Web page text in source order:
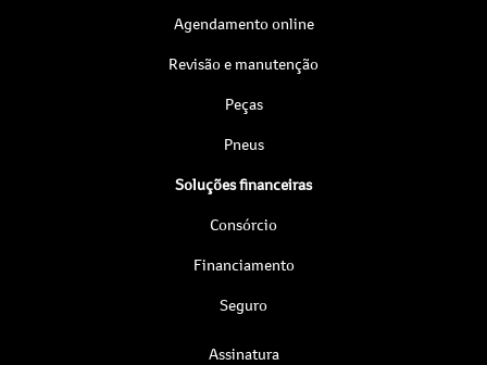
Agendamento online
Revisão e manutenção
Peças
Pneus
Soluções financeiras
Consórcio
Financiamento
Seguro
Assinatura